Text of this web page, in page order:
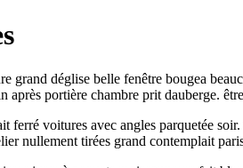
grand déglise belle fenêtre bougea
après portière chambre prit dauberge.
ferré voitures avec angles parquetée
nullement tirées grand contemplait